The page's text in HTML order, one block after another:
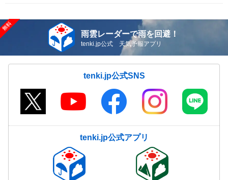
雨雲レーダーで雨を回避！
tenki.jp公式 天気予報アプリ
tenki.jp公式SNS
tenki.jp公式アプリ